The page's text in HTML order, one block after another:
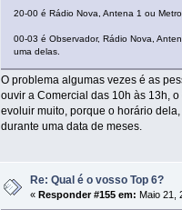
20-00 é Rádio Nova, Antena 1 ou
00-03 é Observador, Rádio Nova,
uma delas.
O problema algumas vezes é as
ouvir a Comercial das 10h às 13h,
evoluir muito, porque o horário
durante uma data de meses.
Re: Qual é o vosso Top 6?
«Responder #155 em: Maio 21,